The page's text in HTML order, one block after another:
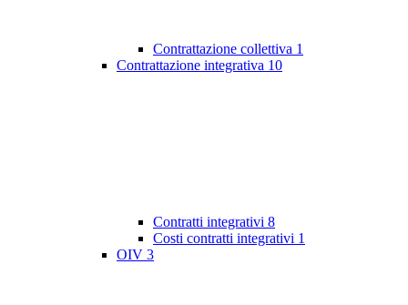
Contrattazione collettiva 1
Contrattazione integrativa 10
Contratti integrativi 8
Costi contratti integrativi 1
OIV 3